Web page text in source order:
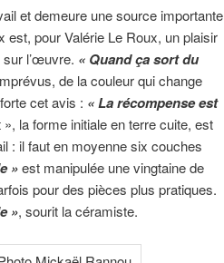
et demeure une source importante
pour Valérie Le Roux, un plaisir
sur l’œuvre. « Quand ça sort du
de la couleur qui change
cet avis : « La récompense est
la forme initiale en terre cuite, est
: il faut en moyenne six couches
»est manipulée une vingtaine de
pour des pièces plus pratiques.
», sourit la céramiste.